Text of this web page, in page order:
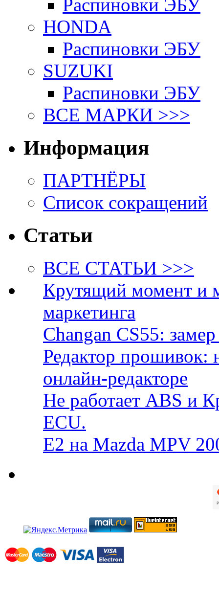
Распиновки ЭБУ
HONDA
Распиновки ЭБУ
SUZUKI
Распиновки ЭБУ
ВСЕ МАРКИ >>>
Информация
ПАРТНЁРЫ
Список сокращений
Статьи
ВСЕ СТАТЬИ >>>
Крутящий момент и
маркетинга
Changan CS55:
Редактор прошивок:
онлайн-редакторе
Не работает ABS и
ECU.
E2 на Mazda MPV